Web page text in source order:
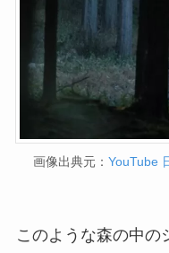
画像出典元：YouTube
このような森の中の